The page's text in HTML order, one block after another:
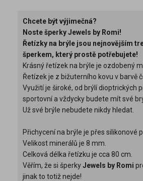
Chcete být výjimečná?
Noste šperky Jewels by Romi!
Řetízky na brýle jsou nejnovějším
šperkem, který prostě potřebujete!
Krásný řetízek na brýle je ozdobený
Řetízek je z bižuterního kovu v barvě
Využití je široké, od brýlí dioptrických
sportovní a vždycky budete mít své
Už své brýle nebudete nikdy hledat.
Přichycení na brýle je přes silikonové
Velikost minerálů je 8 mm.
Celková délka řetízku je cca 80 cm.
Věřím, že si šperkyJewels by Romi
jinak to totiž nejde!